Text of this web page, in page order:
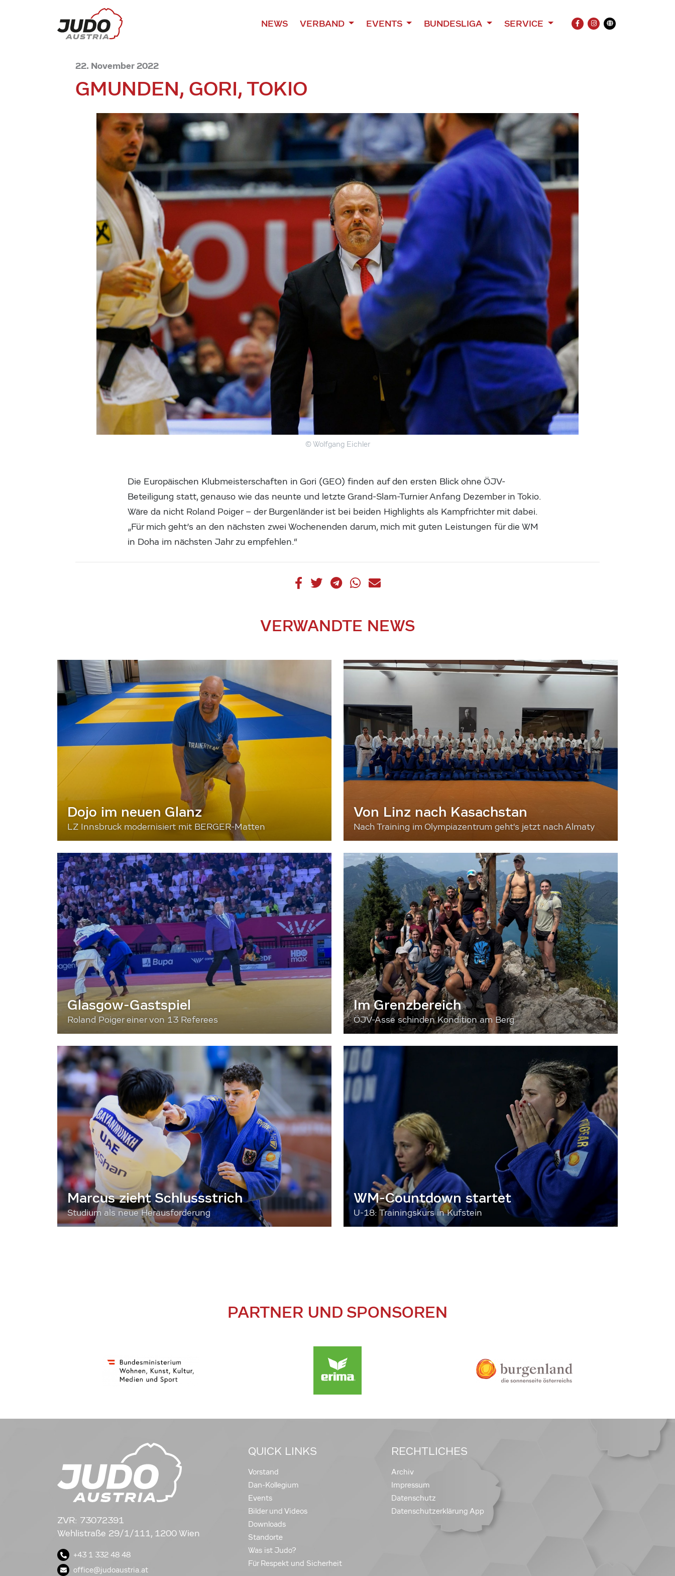
NEWS VERBAND EVENTS BUNDESLIGA SERVICE
FACEBOOK
INSTAGRAM
Übersetzung
22. November 2022
GMUNDEN, GORI, TOKIO
© Wolfgang Eichler
Die Europäischen Klubmeisterschaften in Gori (GEO) finden auf den ersten Blick ohne ÖJV-
Beteiligung statt, genauso wie das neunte und letzte Grand-Slam-Turnier Anfang Dezember in Tokio.
Wäre da nicht Roland Poiger – der Burgenländer ist bei beiden Highlights als Kampfrichter mit dabei.
„Für mich geht’s an den nächsten zwei Wochenenden darum, mich mit guten Leistungen für die WM
in Doha im nächsten Jahr zu empfehlen.“
VERWANDTE NEWS
Dojo im neuen Glanz
LZ Innsbruck modernisiert mit BERGER-Matten
Von Linz nach Kasachstan
Nach Training im Olympiazentrum geht's jetzt nach Almaty
Glasgow-Gastspiel
Roland Poiger einer von 13 Referees
Im Grenzbereich
ÖJV-Asse schinden Kondition am Berg
Marcus zieht Schlussstrich
Studium als neue Herausforderung
WM-Countdown startet
U-18: Trainingskurs in Kufstein
PARTNER UND SPONSOREN
ZVR: 73072391
Wehlistraße 29/1/111, 1200 Wien
+43 1 332 48 48
office@judoaustria.at
QUICK LINKS
Vorstand
Dan-Kollegium
Events
Bilder und Videos
Downloads
Standorte
Was ist Judo?
Für Respekt und Sicherheit
RECHTLICHES
Archiv
Impressum
Datenschutz
Datenschutzerklärung App